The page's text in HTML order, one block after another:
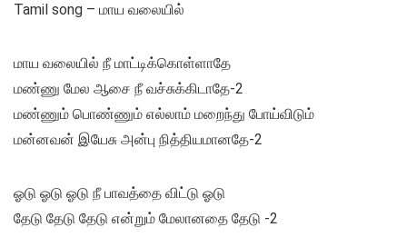
Tamil song – மாய வலையில்
மாய வலையில் நீ மாட்டிக்கொள்ளாதே
மண்ணு மேல ஆசை நீ வச்சுக்கிடாதே-2
மண்ணும் பொண்ணும் எல்லாம் மறைந்து போய்விடும்
மன்னவன் இயேசு அன்பு நித்தியமானதே-2
ஓடு ஓடு ஓடு நீ பாவத்தை விட்டு ஓடு
தேடு தேடு தேடு என்றும் மேலானதை தேடு -2